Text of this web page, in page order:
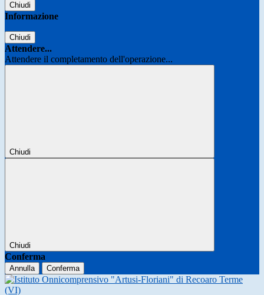
Chiudi
Informazione
Chiudi
Attendere...
Attendere il completamento dell'operazione...
Chiudi
Chiudi
Conferma
Annulla Conferma